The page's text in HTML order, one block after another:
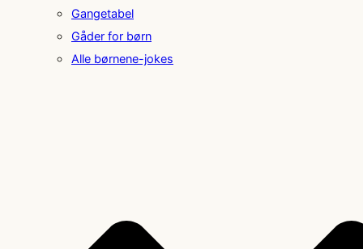
Gangetabel
Gåder for børn
Alle børnene-jokes